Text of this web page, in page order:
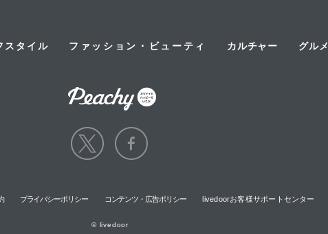
スタイル ファッション・ビューティ カルチャー グルメ
プライバシーポリシー コンテンツ・広告ポリシー livedoorお客様サポートセンター
© livedoor